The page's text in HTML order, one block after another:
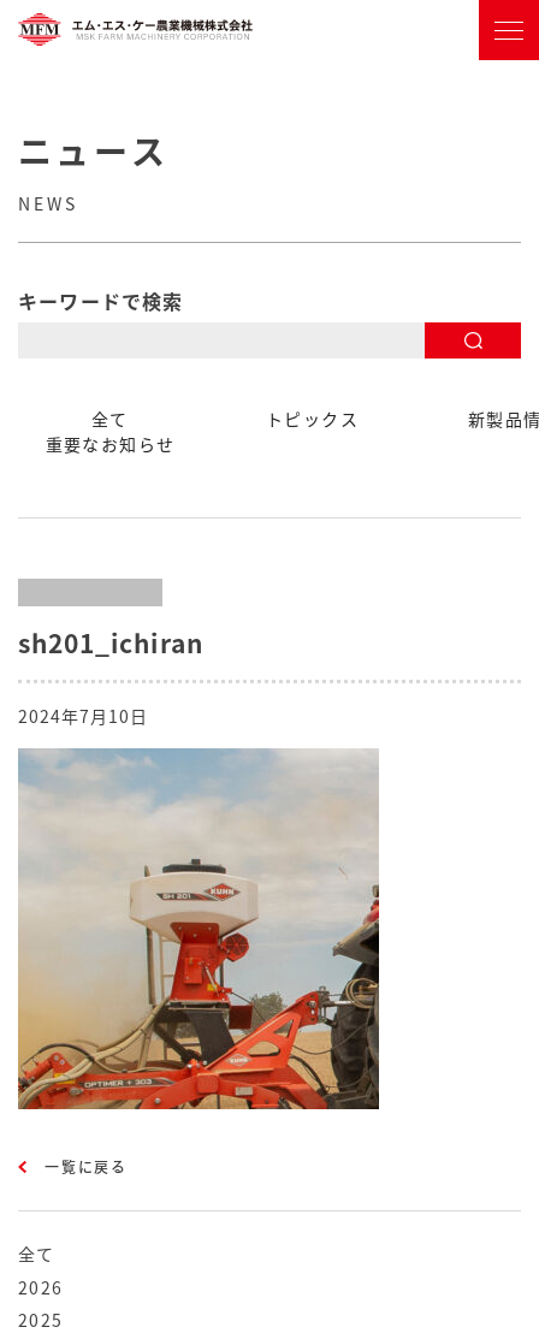
ニュース
NEWS
キーワードで検索
全て トピックス
新製品
重要なお知らせ
全て
2026
2025
sh201_ichiran
2024年7月10日
一覧に戻る